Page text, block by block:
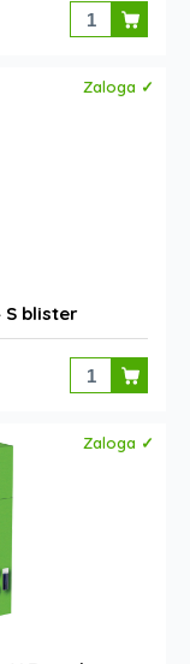
Zaloga ✓
S blister
Zaloga ✓